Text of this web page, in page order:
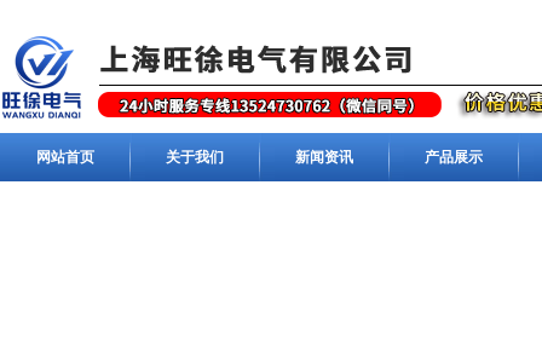
网站首页 关于我们 新闻资讯 产品展示